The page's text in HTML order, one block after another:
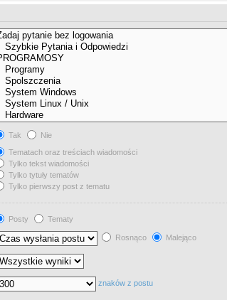
Tak
Nie
Tematach oraz treściach wiadomości
Tylko tekst wiadomości
Tylko tytuły tematów
Tylko pierwszy post z tematu
Posty
Tematy
Rosnąco Malejąco
znaków z postu